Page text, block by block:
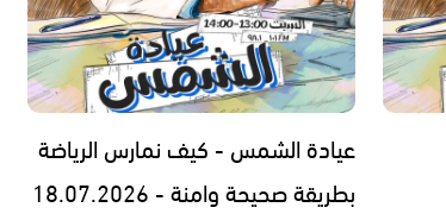
عيادة الشمس - كيف نمارس الرياضة
بطريقة صحيحة وامنة - 18.07.2026